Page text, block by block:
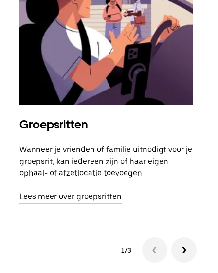
Groepsritten
Wanneer je vrienden of familie uitnodigt voor je
groepsrit, kan iedereen zijn of haar eigen
ophaal- of afzetlocatie toevoegen.
Lees meer over groepsritten
1/3